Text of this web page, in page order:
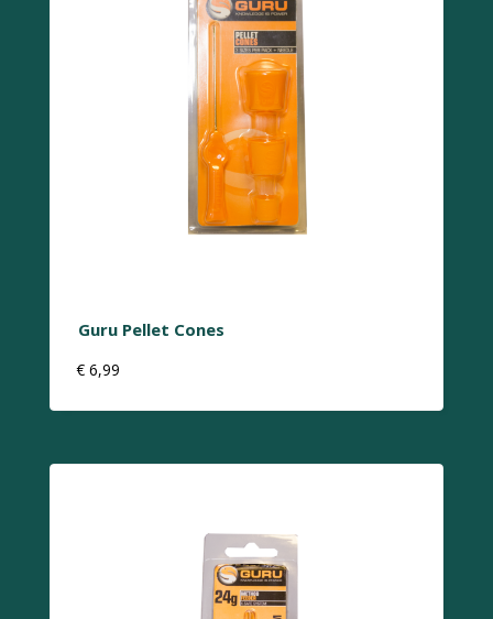
Guru Pellet Cones
€ 6,99